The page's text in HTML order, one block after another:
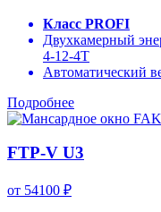
Класс PROFI
Двухкамерный
4-12-4T
Автоматический
Подробнее
FTP-V U3
от 54100 ₽